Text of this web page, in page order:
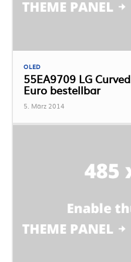
OLED
55EA9709 LG
Euro bestellbar
5. März 2014